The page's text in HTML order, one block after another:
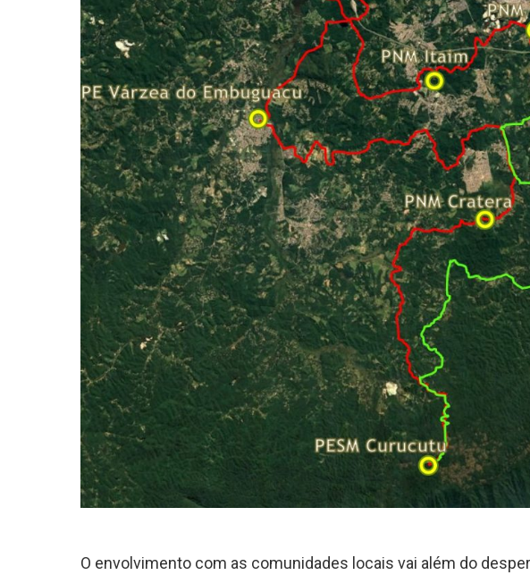
O envolvimento com as comunidades locais vai além do